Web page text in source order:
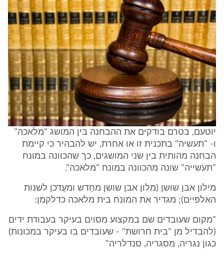
יוטעם, בטרם בודקים את ההבחנה בין המושג "מלאכה"
ו- "תעשיה" בתכנית זו או אחרת, יש להבהיר כי קיימת
הבחנה מהותית בין שני המושגים, כך שהכוונה במונח
"תעשייה" שונה מהכוונה במונח "מלאכה".
מילון אבן שושן (מִלון אבן שושן מחֻדש ומעֻדכן לשנות
האלפיים); מגדיר את המונח בית מלאכה כדלקמן:
"מקום שעובדים שם במקצוע מסוים בעיקר בעבודת ידים
(להבדיל מן "בית חרושת" - שעובדים בו בעיקר במכונות)
כגון נגריה, מסגריה, סנדלריה"